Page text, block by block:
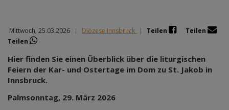
Mittwoch, 25.03.2026 | Diözese Innsbruck | Teilen
Teilen
Teilen
Hier finden Sie einen Überblick über die liturgischen
Feiern der Kar- und Ostertage im Dom zu St. Jakob in
Innsbruck.
Palmsonntag, 29. März 2026